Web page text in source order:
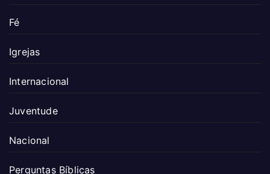
Fé
Igrejas
Internacional
Juventude
Nacional
Perguntas Bíblicas